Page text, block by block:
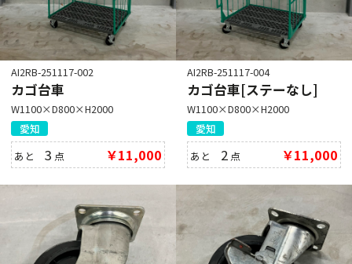
AI2RB-251117-002
カゴ台車
W1100×D800×H2000
愛知
あと3 点 ￥11,000
AI2RB-251117-004
カゴ台車[ステーなし]
W1100×D800×H2000
愛知
あと 2 点 ￥11,000